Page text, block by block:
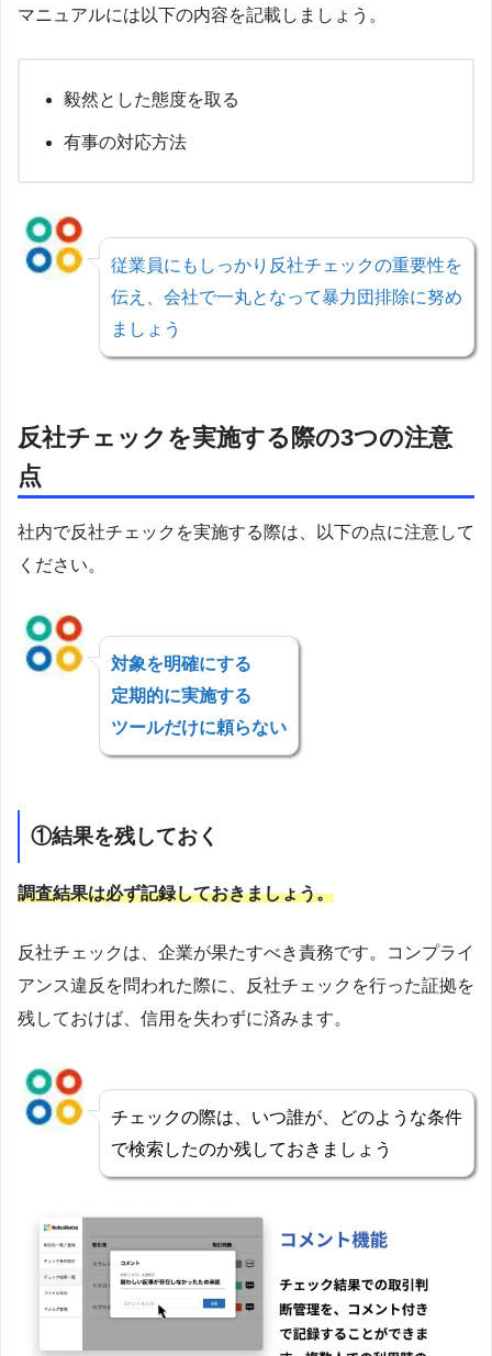
マニュアルには以下の内容を記載しましょう。
毅然とした態度を取る
有事の対応方法
従業員にもしっかり反社チェックの重要性を
伝え、会社で一丸となって暴力団排除に努め
ましょう
反社チェックを実施する際の3つの注意
点
社内で反社チェックを実施する際は、以下の点に注意して
ください。
対象を明確にする
定期的に実施する
ツールだけに頼らない
①結果を残しておく
調査結果は必ず記録しておきましょう。
反社チェックは、企業が果たすべき責務です。コンプライ
アンス違反を問われた際に、反社チェックを行った証拠を
残しておけば、信用を失わずに済みます。
チェックの際は、いつ誰が、どのような条件
で検索したのか残しておきましょう